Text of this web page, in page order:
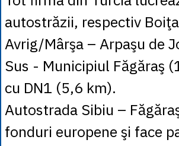
autostrăzii, respectiv
Avrig/Mârşa – Arpaşu de
Sus - Municipiul Făgăraş
cu DN1 (5,6 km).
Autostrada Sibiu –
fonduri europene şi face